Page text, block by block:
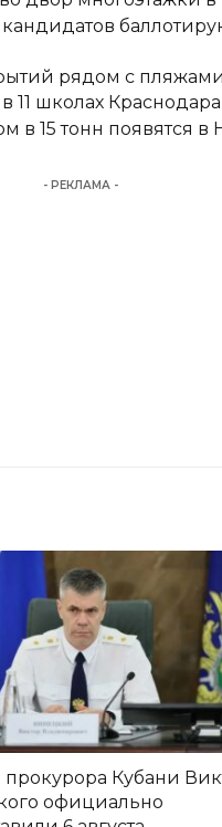
рядом с
школах Краснодара
15 тонн появятся в
- РЕКЛАМА -
прокурора Кубани
официально